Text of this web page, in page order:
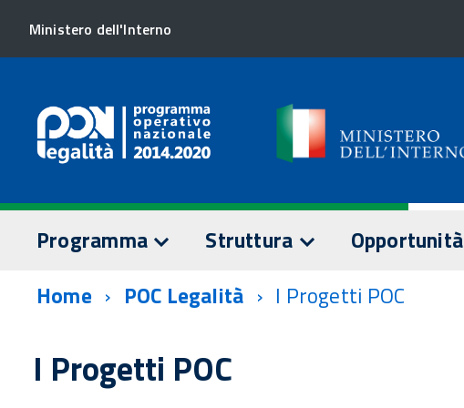
Ministero dell'Interno
Programma
TESTO DEL PROGRAMMA
Dotazione finanziaria
SORVEGLIANZA
Struttura
AUTORITÀ DI GESTIONE
Opportunità
Home
POC Legalità I Progetti POC
I Progetti POC